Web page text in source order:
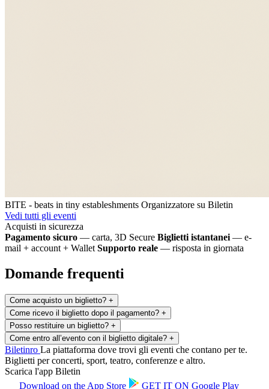
BITE - beats in tiny estableshments Organizzatore su Biletin
Vedi tutti gli eventi
Acquisti in sicurezza
Pagamento sicuro — carta, 3D Secure Biglietti istantanei — e-
mail + account + Wallet Supporto reale — risposta in giornata
Domande frequenti
Come acquisto un biglietto? +
Come ricevo il biglietto dopo il pagamento? +
Posso restituire un biglietto? +
Come entro all’evento con il biglietto digitale? +
Biletinro La piattaforma dove trovi gli eventi che contano per te.
Biglietti per concerti, sport, teatro, conferenze e altro.
Scarica l'app Biletin
Download on the App Store GET IT ON Google Play